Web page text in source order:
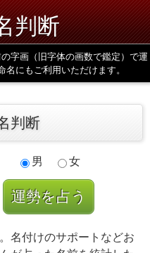
判断
字画（旧字体の画数で鑑定）で運
にもご利用いただけます。
判断
男 女
名付けのサポートなどお